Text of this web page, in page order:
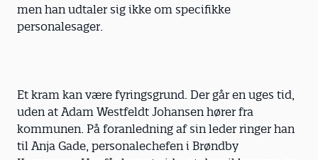
men han udtaler sig ikke om specifikke
personalesager.
Et kram kan være fyringsgrund. Der går en uges tid,
uden at Adam Westfeldt Johansen hører fra
kommunen. På foranledning af sin leder ringer han
til Anja Gade, personalechefen i Brøndby